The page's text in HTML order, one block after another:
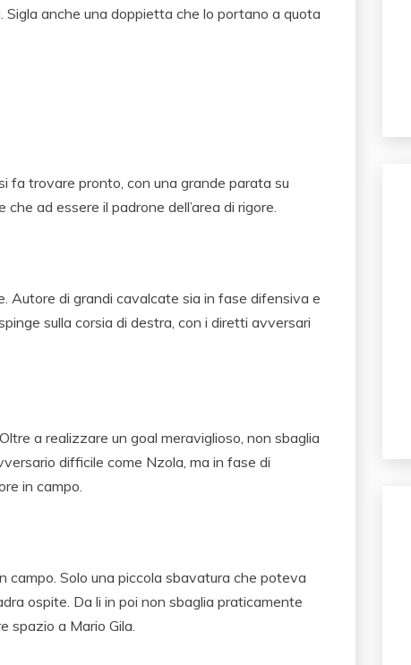
anche una doppietta che lo portano a quota
fa trovare pronto, con una grande parata su
ad essere il padrone dell’area di rigore.
Autore di grandi cavalcate sia in fase difensiva e
sulla corsia di destra, con i diretti avversari
a realizzare un goal meraviglioso, non sbaglia
difficile come Nzola, ma in fase di
in campo.
campo. Solo una piccola sbavatura che poteva
ospite. Da li in poi non sbaglia praticamente
spazio a Mario Gila.